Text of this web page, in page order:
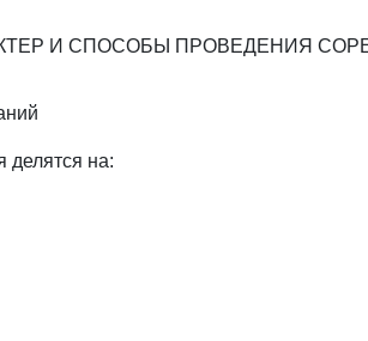
И СПОСОБЫ ПРОВЕДЕНИЯ
делятся на: